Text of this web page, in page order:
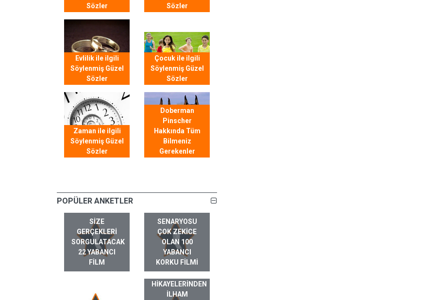
Sözler
Sözler
Evlilik ile ilgili
Söylenmiş Güzel
Sözler
Çocuk ile ilgili
Söylenmiş Güzel
Sözler
Zaman ile ilgili
Söylenmiş Güzel
Sözler
Doberman
Pinscher
Hakkında Tüm
Bilmeniz
Gerekenler
POPÜLER ANKETLER
SIZE
GERÇEKLERI
SORGULATACAK
22 YABANCI
FILM
SENARYOSU
ÇOK ZEKICE
OLAN 100
YABANCI
KORKU FILMI
GERÇEK HAYAT
HIKAYELERINDEN
ILHAM